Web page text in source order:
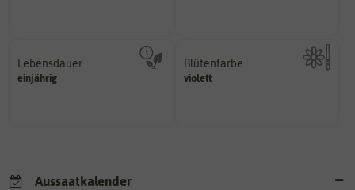
Lebensdauer
einjährig
einjährig, zweijährig oder
mehrjährig.
Blütenfarbe
violett
Kann auch mehrfarbig sein.
Aussaatkalender